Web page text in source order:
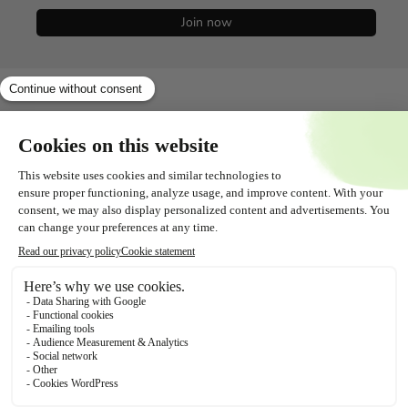
Join now
Shopservice
Tout savoir sur
Contact
Suivez-nous !